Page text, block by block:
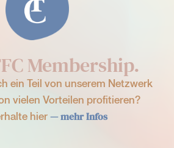
Membership.
ein Teil von unserem Netzwerk
vielen Vorteilen profitieren?
hier— mehr Infos